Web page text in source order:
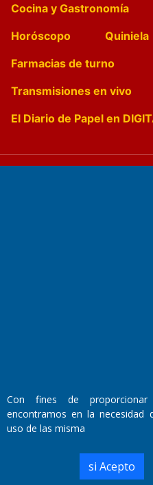
Cocina y Gastronomía
Horóscopo
Quiniela
Farmacias de turno
Transmisiones en vivo
El Diario de Papel en
Santa Rosa, La Pampa.
Número de Registro DNDA:
RL-2019-55551274-APN-DNDA#MJ
Con fines de
encontramos en la necesidad
uso de las misma
si Acepto